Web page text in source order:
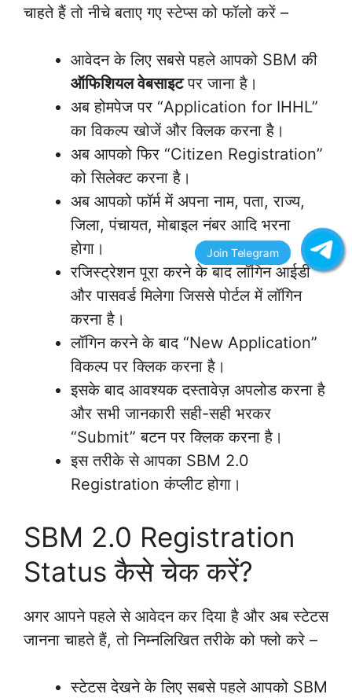
चाहते हैं तो नीचे बताए गए स्टेप्स को फॉलो करें –
आवेदन के लिए सबसे पहले आपको SBM की
ऑफिशियल वेबसाइटपर जाना है।
अब होमपेज पर “Application for IHHL”
का विकल्प खोजें और क्लिक करना है।
अब आपको फिर “Citizen Registration”
को सिलेक्ट करना है।
अब आपको फॉर्म में अपना नाम, पता, राज्य,
जिला, पंचायत, मोबाइल नंबर आदि भरना
होगा।
रजिस्ट्रेशन पूरा करने के बाद लॉगिन आईडी
और पासवर्ड मिलेगा जिससे पोर्टल में लॉगिन
करना है।
लॉगिन करने के बाद “New Application”
विकल्प पर क्लिक करना है।
इसके बाद आवश्यक दस्तावेज़ अपलोड करना है
और सभी जानकारी सही-सही भरकर
“Submit” बटन पर क्लिक करना है।
इस तरीके से आपका SBM 2.0
Registration कंप्लीट होगा।
SBM 2.0 Registration
Status कैसे चेक करें?
अगर आपने पहले से आवेदन कर दिया है और अब स्टेटस
जानना चाहते हैं, तो निम्नलिखित तरीके को फ्लो करे –
स्टेटस देखने के लिए सबसे पहले आपको SBM